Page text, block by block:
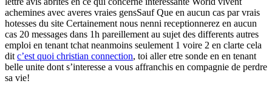
achemines avec averes vraies gensSauf Que en aucun cas par vrais
hotesses du site Certainement nous nenni receptionnerez en aucun
cas 20 messages dans 1h pareillement au sujet des differents autres
emploi en tenant tchat neanmoins seulement 1 voire 2 en clarte cela
dit c’est quoi christian connection, toi aller etre sonde en en tenant
belle unite dont s’interesse a vous affranchis en compagnie de perdre
sa vie!